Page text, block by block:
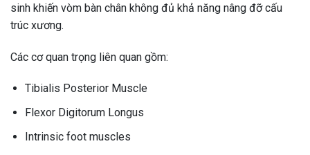
sinh khiến vòm bàn chân không đủ khả năng nâng đỡ cấu
trúc xương.
Các cơ quan trọng liên quan gồm:
Tibialis Posterior Muscle
Flexor Digitorum Longus
Intrinsic foot muscles